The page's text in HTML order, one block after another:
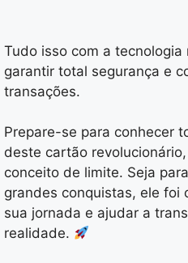
Tudo isso com a tecnologia
garantir total segurança e
transações.
Prepare-se para conhecer
deste cartão
conceito de limite. Seja
grandes conquistas, ele foi
sua jornada e ajudar a
realidade.